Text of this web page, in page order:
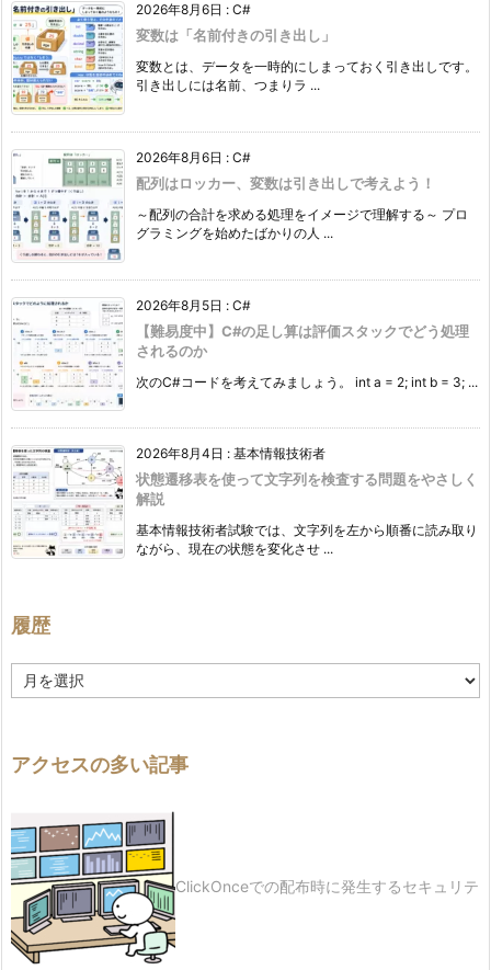
2026年8月6日 : C#
変数は「名前付きの引き出し」
変数とは、データを一時的にしまっておく引き出しです。
引き出しには名前、つまりラ ...
2026年8月6日 : C#
配列はロッカー、変数は引き出しで考えよう！
～配列の合計を求める処理をイメージで理解する～ プロ
グラミングを始めたばかりの人 ...
2026年8月5日 : C#
【難易度中】C#の足し算は評価スタックでどう処理
されるのか
次のC#コードを考えてみましょう。 int a = 2; int b = 3; ...
2026年8月4日 : 基本情報技術者
状態遷移表を使って文字列を検査する問題をやさしく
解説
基本情報技術者試験では、文字列を左から順番に読み取り
ながら、現在の状態を変化させ ...
履歴
歴
アクセスの多い記事
ClickOnceでの配布時に発生するセキュリテ